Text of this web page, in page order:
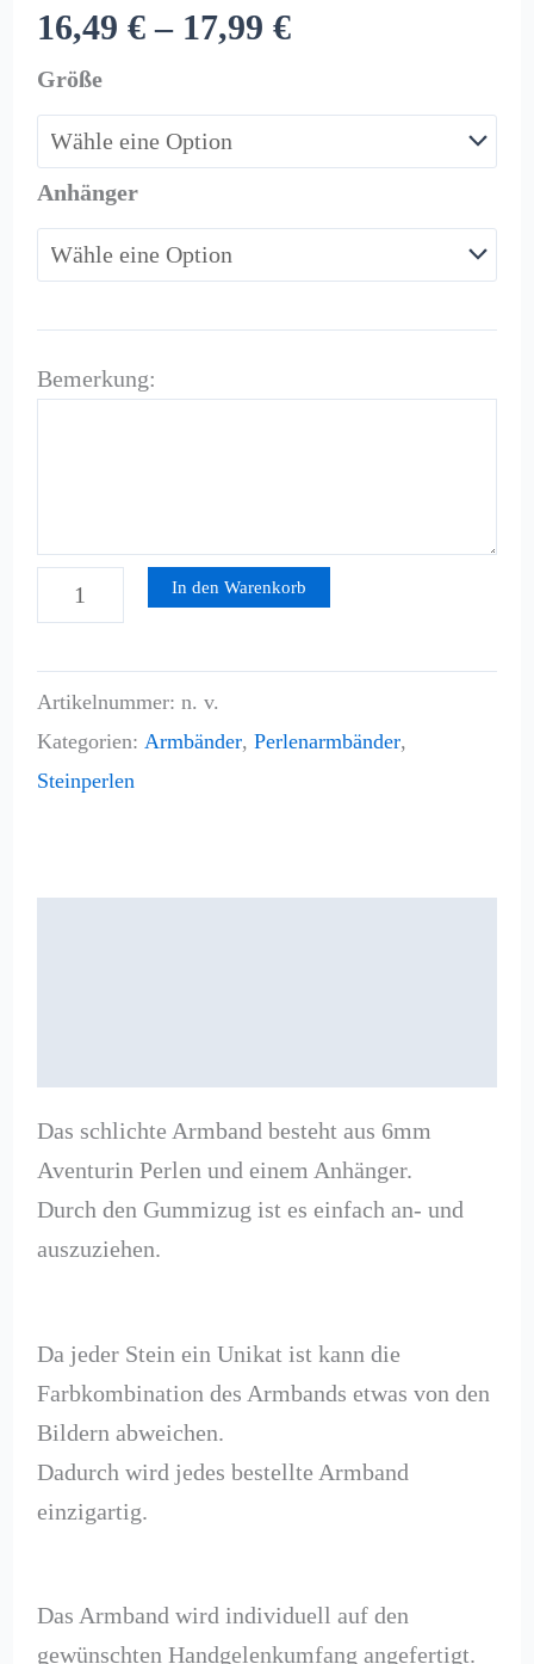
16,49 € – 17,99 €
Größe
Anhänger
Bemerkung:
In den Warenkorb
Artikelnummer: n. v.
Kategorien: Armbänder, Perlenarmbänder,
Steinperlen
Das schlichte Armband besteht aus 6mm
Aventurin Perlen und einem Anhänger.
Durch den Gummizug ist es einfach an- und
auszuziehen.
Da jeder Stein ein Unikat ist kann die
Farbkombination des Armbands etwas von den
Bildern abweichen.
Dadurch wird jedes bestellte Armband
einzigartig.
Das Armband wird individuell auf den
gewünschten Handgelenkumfang angefertigt.